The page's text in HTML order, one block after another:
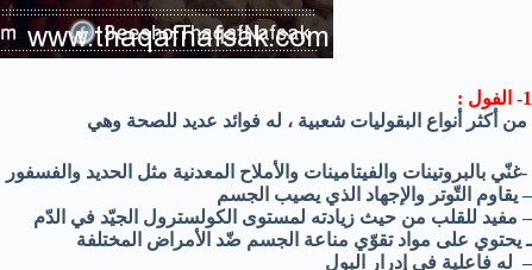
1- الفول :
من أكثر أنواع البقوليات شعبية ، له فوائد عديد للصحة وهي
-غنّي بالبروتينات والفيتامينات والأملاح المعدنية مثل الحديد والفسفور
– يقاوم التّوتر والإجهاد الذي يصيب الجسم
– مفيد للقلب من حيث زيادته لمستوى الكولسترول الجيّد في الدّم
ـ يحتوي على مواد تقوّي مناعة الجسم ضّد الأمراض المختلفة
– له فاعلية في إدرار البول